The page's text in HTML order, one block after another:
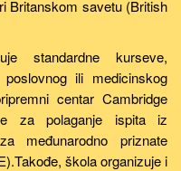
Britanskom savetu (British
standardne kurseve,
ili medicinskog
centar Cambridge
za polaganje ispita iz
međunarodno priznate
škola organizuje i